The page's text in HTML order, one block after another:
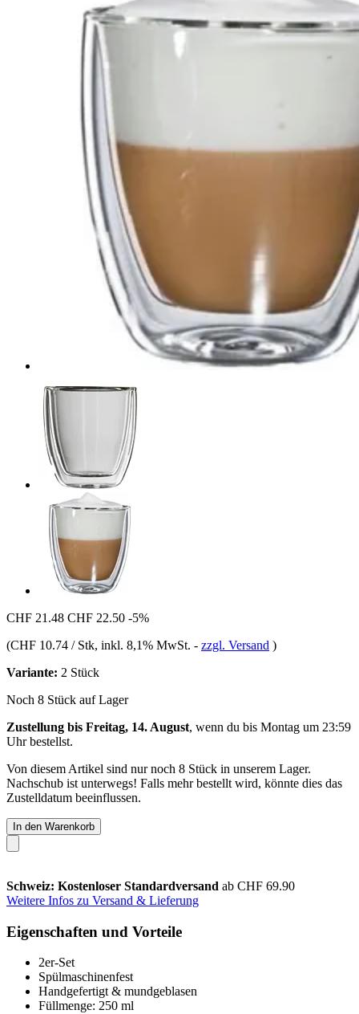
CHF 21.48 CHF 22.50 -5%
(CHF 10.74 / Stk, inkl. 8,1% MwSt. - zzgl. Versand )
Variante: 2 Stück
Noch 8 Stück auf Lager
Zustellung bis Freitag, 14. August, wenn du bis Montag um 23:59
Uhrbestellst.
Von diesem Artikel sind nur noch 8 Stück in unserem Lager.
Nachschub ist unterwegs! Falls mehr bestellt wird, könnte dies das
Zustelldatum beeinflussen.
In den Warenkorb
Schweiz: Kostenloser Standardversand ab CHF 69.90
Weitere Infos zu Versand & Lieferung
Eigenschaften und Vorteile
2er-Set
Spülmaschinenfest
Handgefertigt & mundgeblasen
Füllmenge: 250 ml